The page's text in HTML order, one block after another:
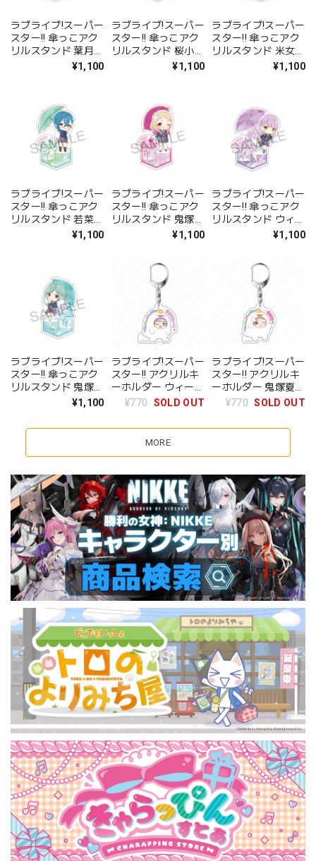
ラブライブ!スーパー
スター!! 傘っこアク
リルスタンド 葉月
¥1,100
ラブライブ!スーパー
スター!! 傘っこアク
リルスタンド 桜小路
¥1,100
ラブライブ!スーパー
スター!! 傘っこアク
リルスタンド 米女
¥1,100
ラブライブ!スーパー
スター!! 傘っこアク
リルスタンド 若菜
¥1,100
ラブライブ!スーパー
スター!! 傘っこアク
リルスタンド 鬼塚
¥1,100
ラブライブ!スーパー
スター!! 傘っこアク
リルスタンド ウィー
ン・マルガレーテ
¥1,100
ラブライブ!スーパー
スター!! 傘っこアク
リルスタンド 鬼塚
¥1,100
ラブライブ!スーパー
スター!! アクリルキ
ーホルダー ウィー
ン・マルガレーテ ゆ
フォルメ ver
¥770 SOLD OUT
ラブライブ!スーパー
スター!! アクリルキ
ーホルダー 鬼塚夏美
ゆいがおーなりきり
¥770 SOLD OUT
MORE